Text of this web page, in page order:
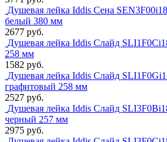
Душевая лейка Iddis Сена
белый 380 мм
2677 руб.
Душевая лейка Iddis Слайд
258 мм
1582 руб.
Душевая лейка Iddis Слайд
графитовый 258 мм
2527 руб.
Душевая лейка Iddis Слайд
черный 257 мм
2975 руб.